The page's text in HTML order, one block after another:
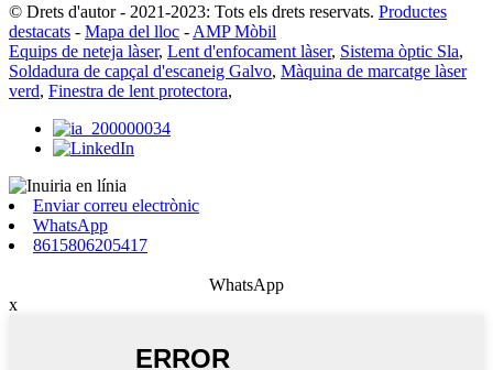
© Drets d'autor - 2021-2023: Tots els drets reservats. Productes
destacats - Mapa del lloc - AMP Mòbil
Equips de neteja làser, Lent d'enfocament làser, Sistema òptic Sla,
Soldadura de capçal d'escaneig Galvo, Màquina de marcatge làser
verd, Finestra de lent protectora,
Enviar correu electrònic
WhatsApp
8615806205417
WhatsApp
x